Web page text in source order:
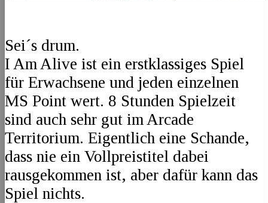
Sei´s drum.
I Am Alive ist ein erstklassiges Spiel
für Erwachsene und jeden einzelnen
MS Point wert. 8 Stunden Spielzeit
sind auch sehr gut im Arcade
Territorium. Eigentlich eine Schande,
dass nie ein Vollpreistitel dabei
rausgekommen ist, aber dafür kann das
Spiel nichts.